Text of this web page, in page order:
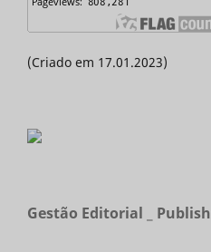
(Criado em 17.01.2023)
Gestão Editorial _